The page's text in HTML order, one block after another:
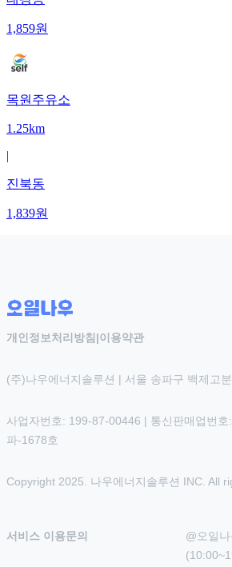
1,859원
목원주유소
1.25km
|
진북동
1,839원
개인정보처리방침 |이용약관
(주)나우에너지솔루션 | 서울 송파구 백제고
사업자번호: 199-87-00446 | 통신판매업번
파-1678호
Copyright 2025. 나우에너지솔루션 INC. All
서비스 이용문의
@오일